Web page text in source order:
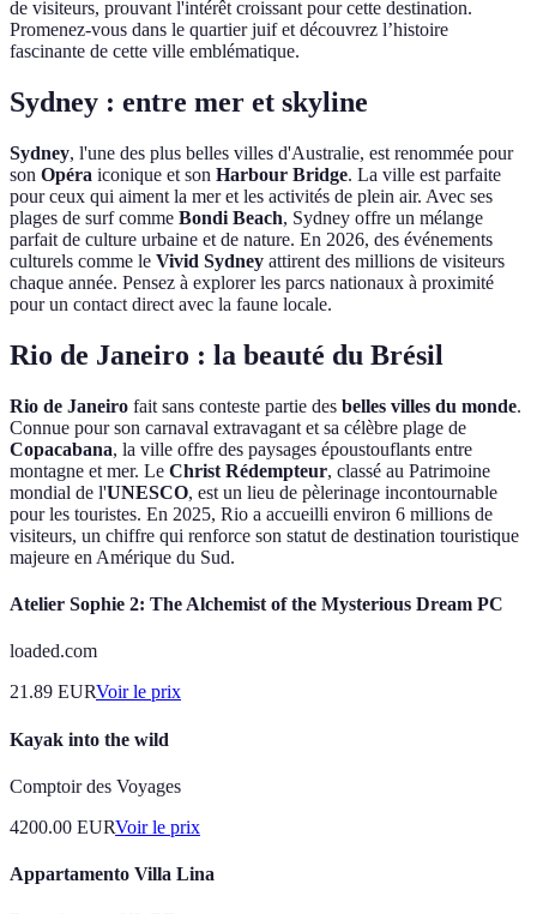
de visiteurs, prouvant l'intérêt croissant pour cette destination.
Promenez-vous dans le quartier juif et découvrez l’histoire
fascinante de cette ville emblématique.
Sydney : entre mer et skyline
Sydney, l'une des plus belles villes d'Australie, est renommée pour
son Opéra iconique et son Harbour Bridge. La ville est parfaite
pour ceux qui aiment la mer et les activités de plein air. Avec ses
plages de surf comme Bondi Beach, Sydney offre un mélange
parfait de culture urbaine et de nature. En 2026, des événements
culturels comme le Vivid Sydney attirent des millions de visiteurs
chaque année. Pensez à explorer les parcs nationaux à proximité
pour un contact direct avec la faune locale.
Rio de Janeiro : la beauté du Brésil
Rio de Janeiro fait sans conteste partie des belles villes du monde.
Connue pour son carnaval extravagant et sa célèbre plage de
Copacabana, la ville offre des paysages époustouflants entre
montagne et mer. Le Christ Rédempteur, classé au Patrimoine
mondial de l'UNESCO, est un lieu de pèlerinage incontournable
pour les touristes. En 2025, Rio a accueilli environ 6 millions de
visiteurs, un chiffre qui renforce son statut de destination touristique
majeure en Amérique du Sud.
Atelier Sophie 2: The Alchemist of the Mysterious Dream PC
loaded.com
21.89 EURVoir le prix
Kayak into the wild
Comptoir des Voyages
4200.00 EURVoir le prix
Appartamento Villa Lina